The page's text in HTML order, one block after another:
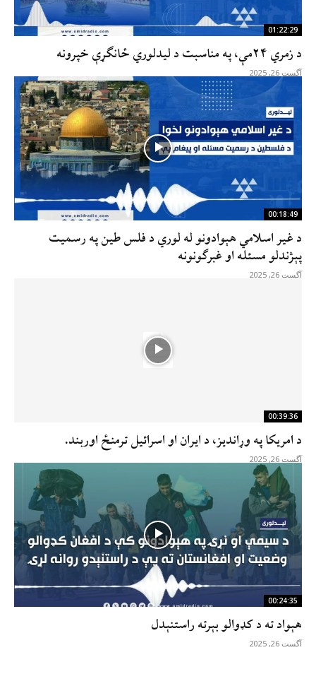
01:22:29
د زمري ۲۴مې، په مناسبت د لیدلوري ځانګړې خپرونه
آگست 26, 2025
00:18:49
د غیر اسلامي هېوادونو له لوري د فلس طین په رسمیت
پېژندلو مسئله او غبرګونونه
آگست 26, 2025
00:39:36
د امریکا په وړاندیز، د ایران او اسرائیل ترمنځ اوربند.
آگست 26, 2025
00:24:35
هېواد ته د کډوالو بېرته راستنېدل
آگست 26, 2025